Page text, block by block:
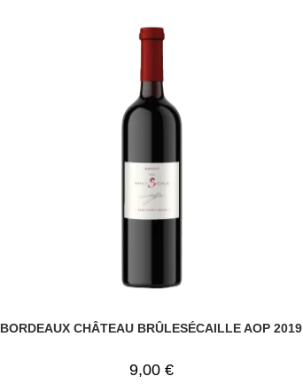
BORDEAUX CHÂTEAU BRÛLESÉCAILLE AOP 2019
9,00 €